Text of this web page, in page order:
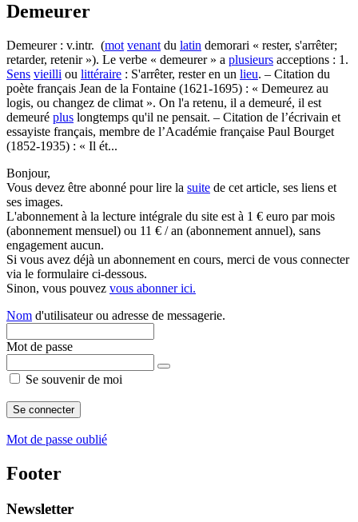
Demeurer
Demeurer : v.intr. (mot venant du latin demorari « rester, s'arrêter;
retarder, retenir »). Le verbe « demeurer » a plusieurs acceptions : 1.
Sens vieilli ou littéraire : S'arrêter, rester en un lieu. – Citation du
poète français Jean de la Fontaine (1621-1695) : « Demeurez au
logis, ou changez de climat ». On l'a retenu, il a demeuré, il est
demeuré plus longtemps qu'il ne pensait. – Citation de l’écrivain et
essayiste français, membre de l’Académie française Paul Bourget
(1852-1935) : « Il ét...
Bonjour,
Vous devez être abonné pour lire la suite de cet article, ses liens et
ses images.
L'abonnement à la lecture intégrale du site est à 1 € euro par mois
(abonnement mensuel) ou 11 € / an (abonnement annuel), sans
engagement aucun.
Si vous avez déjà un abonnement en cours, merci de vous connecter
via le formulaire ci-dessous.
Sinon, vous pouvez vous abonner ici.
Nom d'utilisateur ou adresse de messagerie.
Mot de passe
Se souvenir de moi
Mot de passe oublié
Footer
Newsletter